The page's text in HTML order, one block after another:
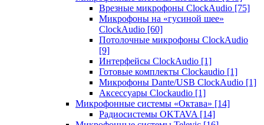
Врезные микрофоны ClockAudio [75]
Микрофоны на «гусиной шее»
ClockAudio [60]
Потолочные микрофоны ClockAudio
[9]
Интерфейсы ClockAudio [1]
Готовые комплекты Clockaudio [1]
Микрофоны Dante/USB ClockAudio [1]
Аксессуары Clockaudio [1]
Микрофонные системы «Октава» [14]
Радиосистемы OKTAVA [14]